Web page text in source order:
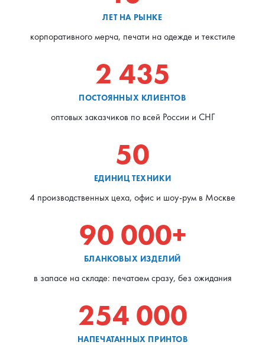
ЛЕТ НА РЫНКЕ
корпоративного мерча, печати на одежде и текстиле
2 435
ПОСТОЯННЫХ КЛИЕНТОВ
оптовых заказчиков по всей России и СНГ
50
ЕДИНИЦ ТЕХНИКИ
4 производственных цеха, офис и шоу-рум в Москве
90 000+
БЛАНКОВЫХ ИЗДЕЛИЙ
в запасе на складе: печатаем сразу, без ожидания
254 000
НАПЕЧАТАННЫХ ПРИНТОВ